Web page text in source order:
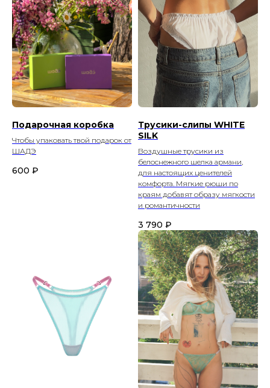
Подарочная коробка
Чтобы упаковать твой подарок от
ШАДЭ
600 ₽
Трусики-слипы WHITE
SILK
Воздушные трусики из
белоснежного шелка армани,
для настоящих ценителей
комфорта. Мягкие рюши по
краям добавят образу мягкости
и романтичности
3 790 ₽